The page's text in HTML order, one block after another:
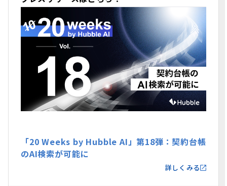
「20 Weeks by Hubble AI」第18弾：契約台帳
のAI検索が可能に
詳しくみる